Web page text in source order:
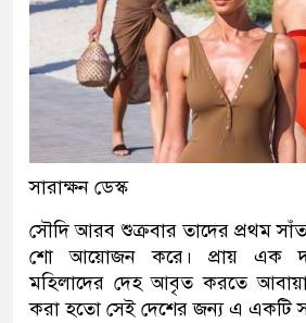
সারাক্ষন ডেস্ক
সৌদি আরব শুক্রবার তাদের প্রথম
শো আয়োজন করে। প্রায় এক
মহিলাদের দেহ আবৃত করতে
করা হতো সেই দেশের জন্য এ একটি